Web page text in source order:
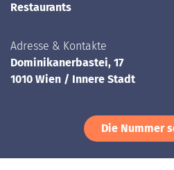
Restaurants
Adresse & Kontakte
Dominikanerbastei, 17
1010 Wien / Innere Stadt
Die Nummer